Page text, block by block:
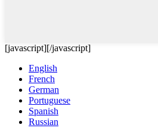
[javascript][/javascript]
English
French
German
Portuguese
Spanish
Russian